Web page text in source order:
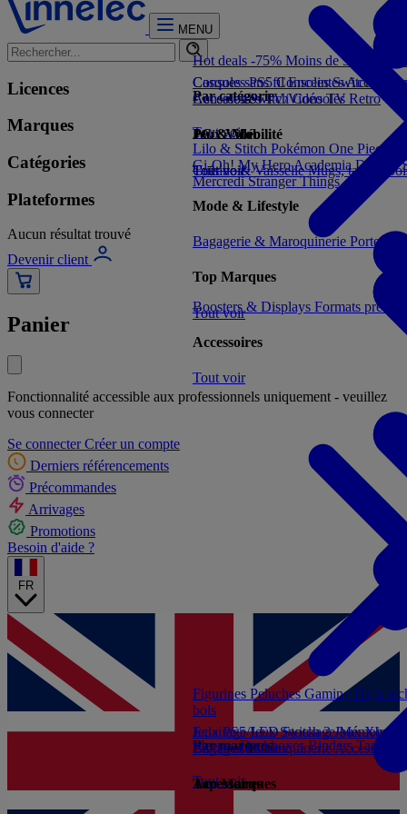
MENU
Licences
Marques
Catégories
Plateformes
Aucun résultat trouvé
Devenir client
Panier
Fonctionnalité accessible aux professionnels uniquement - veuillez
vous connecter
Se connecter Créer un compte
Derniers référencements
Précommandes
Arrivages
Promotions
Besoin d'aide ?
FR
Hot deals -75% Moins de 5€
Par catégorie
Tout voir
Figurines PeluchesGaming High-
bols
Par marques
Tout voir
Consoles PS5Consoles Switch 2
Consoles SwitchConsoles Retro
Jeux Vidéo
Tout voir
Jeux PS5Jeux Switch 2Jeux Xbox
Livres et Guides
Accessoires
Cuisine & VaisselleMugs, tasses,
Mode & Lifestyle
Bagagerie & Maroquinerie Porte-
Top Marques
Tout voir
Boosters & Displays Formats prêts
Accessoires
Tout voir
SleevesDeckboxesBindersTapis
Casques sans filEnceintes
Accessoires TV/VidéoTV
PC & Mobilité
Tout voir
Eclairage/LEDStockage/Mémoire
Bagagerie/MaroquinerieAccessoires
Top Marques
Lilo & Stitch Pokémon One Piece
Gi-Oh!My Hero AcademiaDemon
MercrediStranger Things